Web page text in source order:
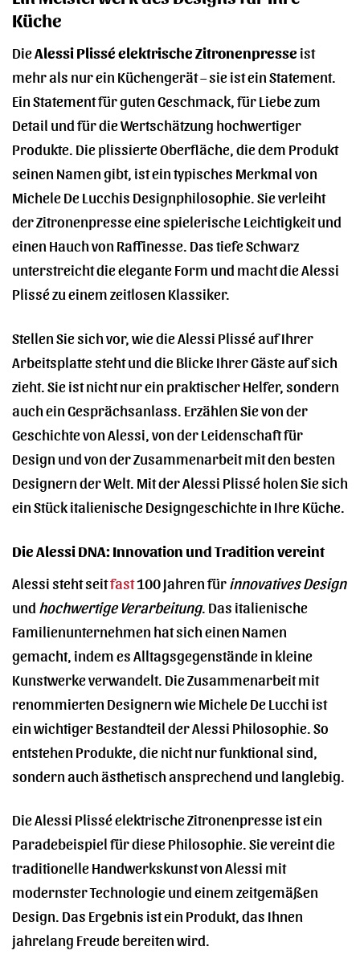
Küche
DieAlessi Plissé elektrische Zitronenpresseist
mehr als nur ein Küchengerät – sie ist ein Statement.
Ein Statement für guten Geschmack, für Liebe zum
Detail und für die Wertschätzung hochwertiger
Produkte. Die plissierte Oberfläche, die dem Produkt
seinen Namen gibt, ist ein typisches Merkmal von
Michele De Lucchis Designphilosophie. Sie verleiht
der Zitronenpresse eine spielerische Leichtigkeit und
einen Hauch von Raffinesse. Das tiefe Schwarz
unterstreicht die elegante Form und macht die Alessi
Plissé zu einem zeitlosen Klassiker.
Stellen Sie sich vor, wie die Alessi Plissé auf Ihrer
Arbeitsplatte steht und die Blicke Ihrer Gäste auf sich
zieht. Sie ist nicht nur ein praktischer Helfer, sondern
auch ein Gesprächsanlass. Erzählen Sie von der
Geschichte von Alessi, von der Leidenschaft für
Design und von der Zusammenarbeit mit den besten
Designern der Welt. Mit der Alessi Plissé holen Sie sich
ein Stück italienische Designgeschichte in Ihre Küche.
Die Alessi DNA: Innovation und Tradition vereint
Alessi steht seitfast100 Jahren für innovatives Design
und hochwertige Verarbeitung. Das italienische
Familienunternehmen hat sich einen Namen
gemacht, indem es Alltagsgegenstände in kleine
Kunstwerke verwandelt. Die Zusammenarbeit mit
renommierten Designern wie Michele De Lucchi ist
ein wichtiger Bestandteil der Alessi Philosophie. So
entstehen Produkte, die nicht nur funktional sind,
sondern auch ästhetisch ansprechend und langlebig.
Die Alessi Plissé elektrische Zitronenpresse ist ein
Paradebeispiel für diese Philosophie. Sie vereint die
traditionelle Handwerkskunst von Alessi mit
modernster Technologie und einem zeitgemäßen
Design. Das Ergebnis ist ein Produkt, das Ihnen
jahrelang Freude bereiten wird.